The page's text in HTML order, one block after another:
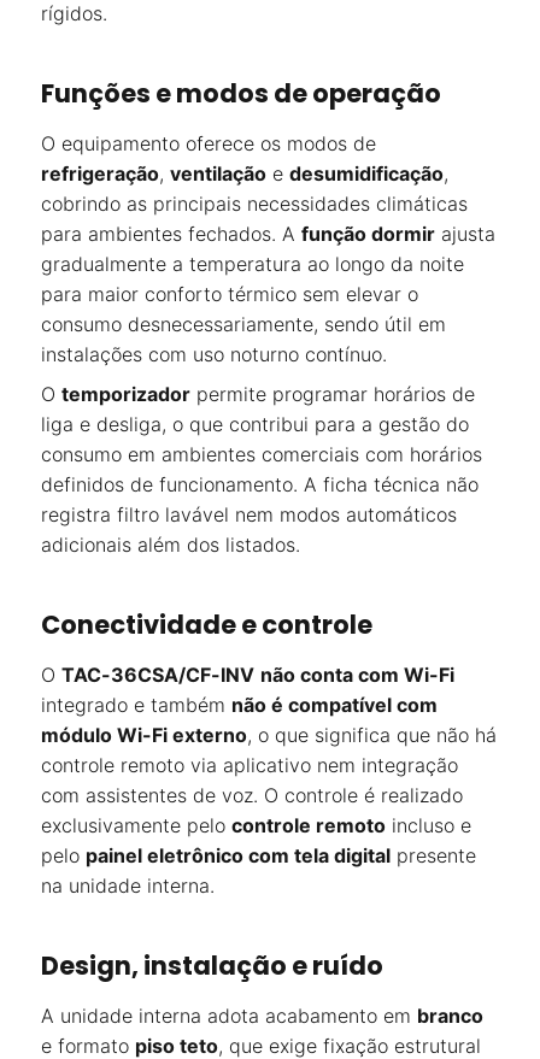
rígidos.
Funções e modos de operação
O equipamento oferece os modos de
refrigeração, ventilação e desumidificação,
cobrindo as principais necessidades climáticas
para ambientes fechados. A função dormir ajusta
gradualmente a temperatura ao longo da noite
para maior conforto térmico sem elevar o
consumo desnecessariamente, sendo útil em
instalações com uso noturno contínuo.
O temporizador permite programar horários de
liga e desliga, o que contribui para a gestão do
consumo em ambientes comerciais com horários
definidos de funcionamento. A ficha técnica não
registra filtro lavável nem modos automáticos
adicionais além dos listados.
Conectividade e controle
O TAC-36CSA/CF-INV não conta com Wi-Fi
integrado e também não é compatível com
módulo Wi-Fi externo, o que significa que não há
controle remoto via aplicativo nem integração
com assistentes de voz. O controle é realizado
exclusivamente pelo controle remoto incluso e
pelo painel eletrônico com tela digital presente
na unidade interna.
Design, instalação e ruído
A unidade interna adota acabamento em branco
e formato piso teto, que exige fixação estrutural